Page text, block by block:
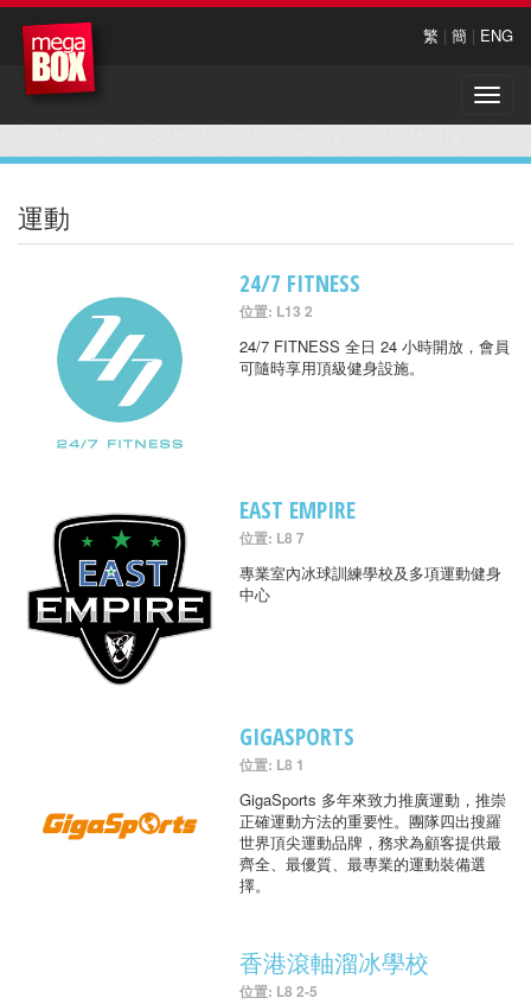
繁 | 簡 | ENG
Toggle
運動
24/7 FITNESS
位置: L13 2
24/7 FITNESS 全日 24 小時開放，會員
可隨時享用頂級健身設施。
EAST EMPIRE
位置: L8 7
專業室內冰球訓練學校及多項運動健身
中心
GIGASPORTS
位置: L8 1
GigaSports 多年來致力推廣運動，推崇
正確運動方法的重要性。團隊四出搜羅
世界頂尖運動品牌，務求為顧客提供最
齊全、最優質、最專業的運動裝備選
擇。
香港滾軸溜冰學校
位置: L8 2-5